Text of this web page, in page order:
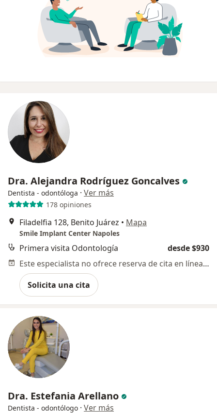
Dra. Alejandra Rodríguez Goncalves
Dentista - odontóloga · Ver más
178 opiniones
Filadelfia 128, Benito Juárez • Mapa
Smile Implant Center Napoles
Primera visita Odontología
desde $930
Este especialista no ofrece reserva de cita en línea en esta dirección.
Solicita una cita
Dra. Estefania Arellano
Dentista - odontólogo · Ver más